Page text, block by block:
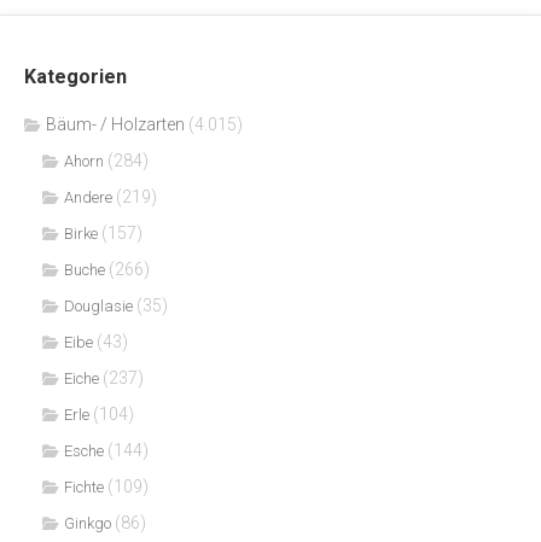
Kategorien
Bäum- / Holzarten (4.015)
Ahorn (284)
Andere (219)
Birke (157)
Buche (266)
Douglasie (35)
Eibe (43)
Eiche (237)
Erle (104)
Esche (144)
Fichte (109)
Ginkgo (86)